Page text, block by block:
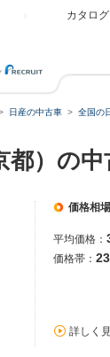
カタログ
日産の中古車 全国の
都）の中
価格相
平均価格：
価格帯：
詳しく